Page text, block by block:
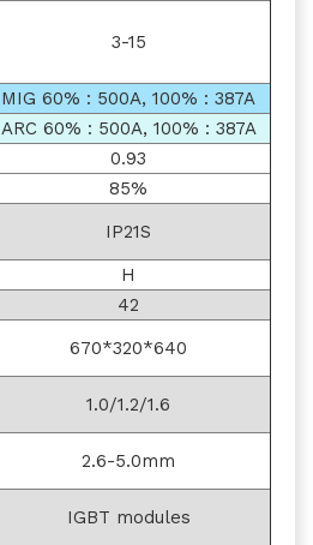
3-15
MIG 60% : 500A, 100% : 387A
ARC 60% : 500A, 100% : 387A
0.93
85%
IP21S
H
42
670*320*640
1.0/1.2/1.6
2.6-5.0mm
IGBT modules